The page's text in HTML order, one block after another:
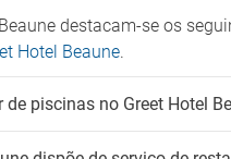
Zona
destacam-se os
Hotel Beaune.
piscinas no Greet Hotel